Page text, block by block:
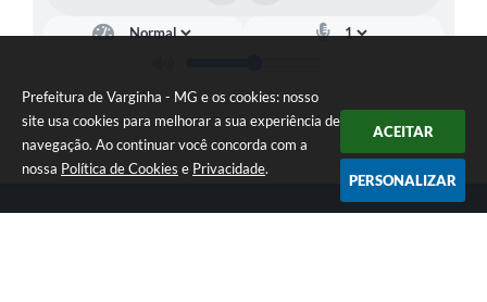
Prefeitura de Varginha - MG e os cookies: nosso
site usa cookies para melhorar a sua experiência de
navegação. Ao continuar você concorda com a
nossa Política de Cookies e Privacidade.
ACEITAR
PERSONALIZAR